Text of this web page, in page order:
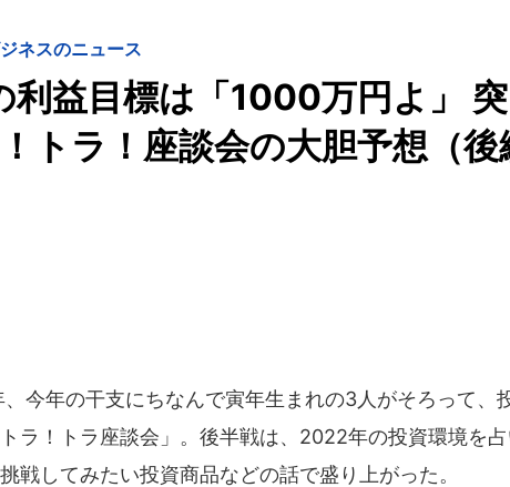
ネスのニュース
益目標は「1000万円よ」
トラ！座談会の大胆予想（後
今年の干支にちなんで寅年生まれの3人がそろって、
トラ！トラ座談会」。後半戦は、2022年の投資環境を
戦してみたい投資商品などの話で盛り上がった。